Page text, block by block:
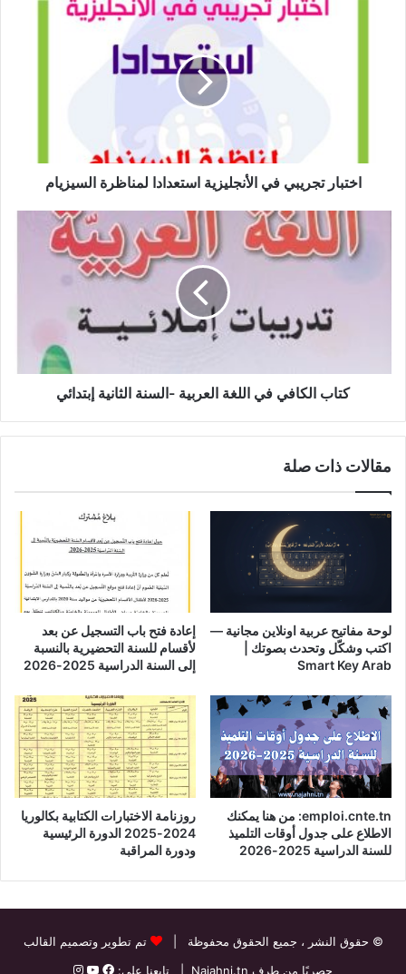
اختبار تجريبي في الأنجليزية استعدادا لمناظرة السيزيام
كتاب الكافي في اللغة العربية -السنة الثانية إبتدائي
مقالات ذات صلة
لوحة مفاتيح عربية اونلاين مجانية —
اكتب وشكّل وتحدث بصوتك |
Smart Key Arab
إعادة فتح باب التسجيل عن بعد
لأقسام للسنة التحضيرية بالنسبة
إلى السنة الدراسية 2025-2026
emploi.cnte.tn: من هنا يمكنك
الاطلاع على جدول أوقات التلميذ
للسنة الدراسية 2025-2026
روزنامة الاختبارات الكتابية بكالوريا
2024-2025 الدورة الرئيسية
ودورة المراقبة
© حقوق النشر ، جميع الحقوق محفوظة |
تم تطوير وتصميم القالب
حصريًا من طرف Najahni.tn | تابعنا على: